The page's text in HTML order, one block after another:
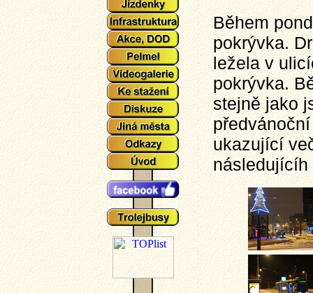
Během
pokrývka.
ležela v
pokrývka.
stejně jako
ukazující
následujícíh